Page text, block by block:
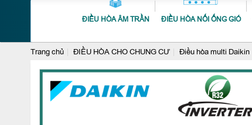
ĐIỀU HÒA ÂM TRẦN ĐIỀU HÒA NỐI ỐNG GIÓ
Trang chủ ĐIỀU HÒA CHO CHUNG CƯ Điều hòa multi Daikin